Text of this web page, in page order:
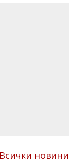
Всички новини